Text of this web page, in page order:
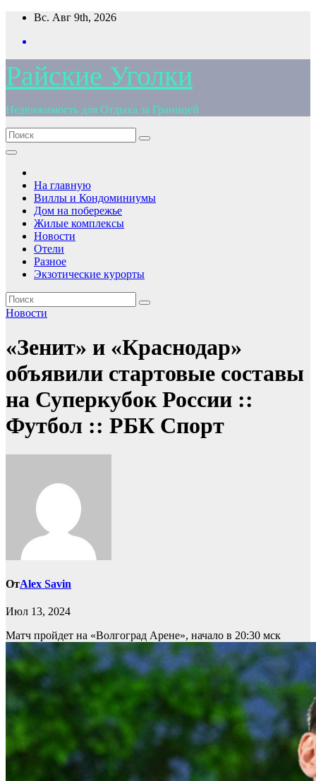
Перейти
содержимому
Вс. Авг 9th, 2026
Райские Уголки
Недвижимость для Отдыха за Границей
На главную
Виллы и Кондоминиумы
Дом на побережье
Жилые комплексы
Новости
Отели
Разное
Экзотические курорты
Новости
«Зенит» и «Краснодар»
объявили стартовые составы
на Суперкубок России ::
Футбол :: РБК Спорт
ОтAlex Savin
Июл 13, 2024
Матч пройдет на «Волгоград Арене», начало в 20:30 мск